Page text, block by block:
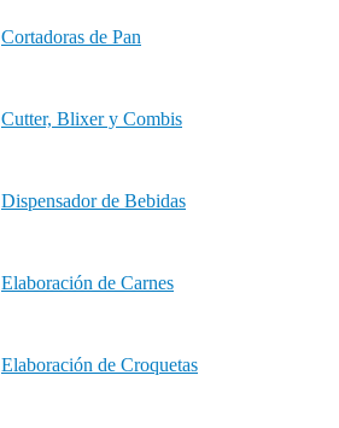
Cortadoras de Pan
Cutter, Blixer y Combis
Dispensador de Bebidas
Elaboración de Carnes
Elaboración de Croquetas